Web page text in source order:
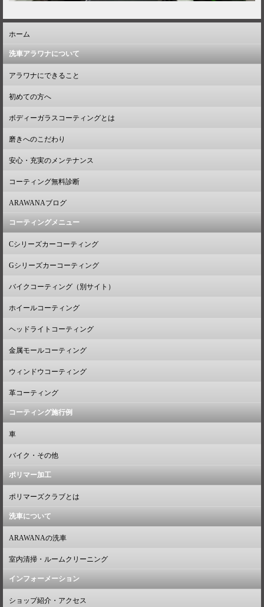
ホーム
洗車アラワナについて
アラワナにできること
初めての方へ
ボディーガラスコーティングとは
磨きへのこだわり
安心・充実のメンテナンス
コーティング無料診断
ARAWANAブログ
コーティングメニュー
Cシリーズカーコーティング
Gシリーズカーコーティング
バイクコーティング（別サイト）
ホイールコーティング
ヘッドライトコーティング
金属モールコーティング
ウィンドウコーティング
革コーティング
コーティング施行例
車
バイク・その他
ポリマー加工
ポリマーズクラブとは
洗車について
ARAWANAの洗車
室内清掃・ルームクリーニング
インフォーメーション
ショップ紹介・アクセス